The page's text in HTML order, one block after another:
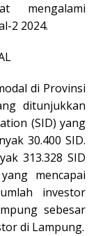
mengalami
2 2024.
di Provinsi
ditunjukkan
(SID) yang
30.400 SID.
313.328 SID
mencapai
investor
sebesar
di Lampung.